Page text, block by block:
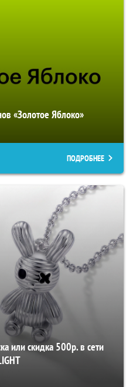
«Золотое Яблоко»
ПОДРОБНЕЕ
или скидка 500р. в сети